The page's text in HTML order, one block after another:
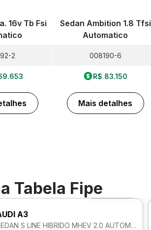
16v Tb Fsi
2
Sedan Ambition 1.8 Tfsi
Automatico
008190-6
R$ 83.150
Mais detalhes
Tabela FipeFoto 360º
A3
SEDAN S LINE HIBRIDO MHEV 2.0 AUTOMATICO